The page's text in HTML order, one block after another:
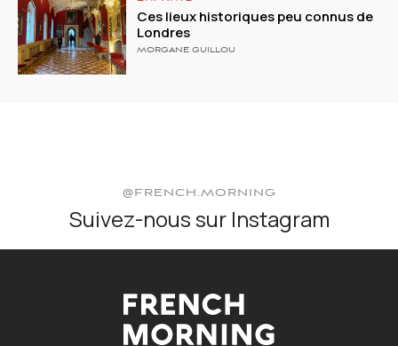
Ces lieux historiques peu connus de
Londres
MORGANE GUILLOU
@FRENCH.MORNING
Suivez-nous sur Instagram